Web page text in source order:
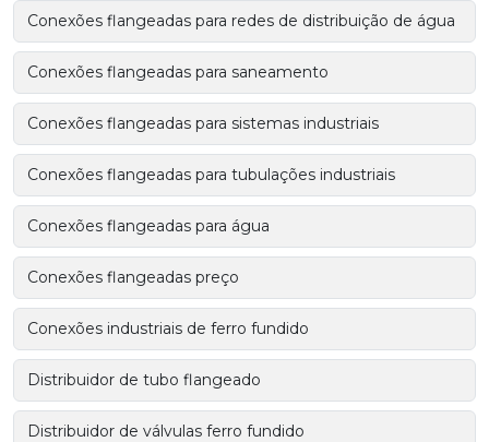
Conexões flangeadas para redes de distribuição de água
Conexões flangeadas para saneamento
Conexões flangeadas para sistemas industriais
Conexões flangeadas para tubulações industriais
Conexões flangeadas para água
Conexões flangeadas preço
Conexões industriais de ferro fundido
Distribuidor de tubo flangeado
Distribuidor de válvulas ferro fundido